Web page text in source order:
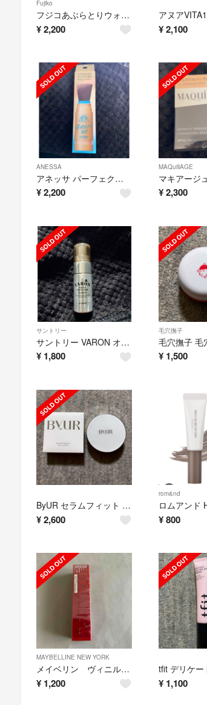
Fujiko
フジコあぶらとりウォーターパウダーNEO(13g)
¥2,200 ¥2,100
ANESSA
アネッサ パーフェクトUV ブラッシュオンパウダー(3g)
¥2,200
MAQuillAGE
¥2,300
サントリー
サントリー VARON オールインワンセラム Original 20ml
¥ 1,800
毛穴撫子
¥ 1,500
ByUR セラムフィット グロークッション N21
¥2,600
rom&nd
¥800
MAYBELLINE NEW YORK
メイベリン ヴィニルインク 130 未開封
¥ 1,200 ¥ 1,100